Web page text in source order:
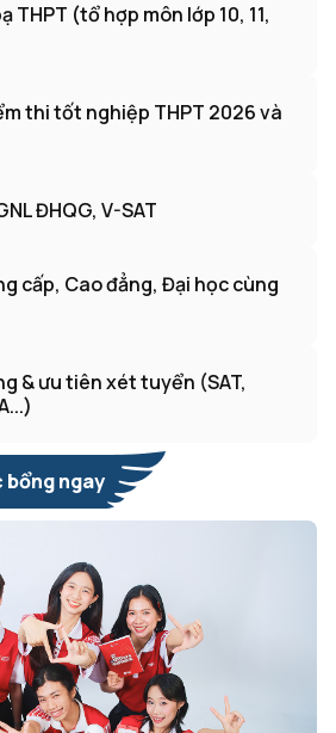
THPT (tổ hợp môn lớp 10, 11,
thi tốt nghiệp THPT 2026 và
ĐHQG, V-SAT
cấp, Cao đẳng, Đại học cùng
& ưu tiên xét tuyển (SAT,
bổng ngay